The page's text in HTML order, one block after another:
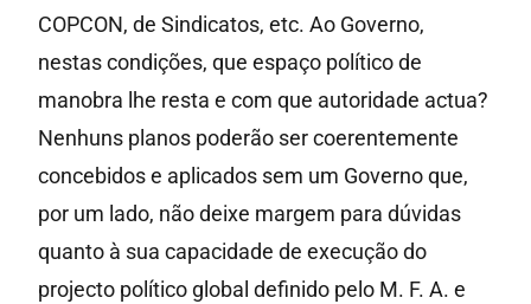
COPCON, de Sindicatos, etc. Ao Governo,
nestas condições, que espaço político de
manobra lhe resta e com que autoridade actua?
Nenhuns planos poderão ser coerentemente
concebidos e aplicados sem um Governo que,
por um lado, não deixe margem para dúvidas
quanto à sua capacidade de execução do
projecto político global definido pelo M. F. A. e